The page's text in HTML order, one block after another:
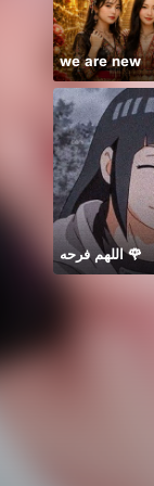
we are new
اللهم فرحه 🌹